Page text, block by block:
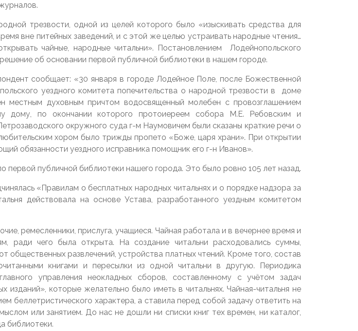
трезвости, одной из целей которого было «изыскивать средства для
вне питейных заведений, и с этой же целью устраивать народные чтения…
чайные, народные читальни». Постановлением Лодейнопольского
об основании первой публичной библиотеки в нашем городе.
сообщает: «30 января в городе Лодейное Поле, после Божественной
уездного комитета попечительства о народной трезвости в доме
местным духовным причтом водосвященный молебен с провозглашением
дому, по окончании которого протоиереем собора М.Е. Ребовским и
окружного суда г-м Наумовичем были сказаны краткие речи о
хором было трижды пропето «Боже, царя храни». При открытии
обязанности уездного исправника помощник его г-н Иванов».
публичной библиотеки нашего города. Это было ровно 105 лет назад.
«Правилам о бесплатных народных читальнях и о порядке надзора за
действовала на основе Устава, разработанного уездным комитетом
ремесленники, прислуга, учащиеся. Чайная работала и в вечернее время и
ради чего была открыта. На создание читальни расходовались суммы,
общественных развлечений, устройства платных чтений. Кроме того, состав
книгами и пересылки из одной читальни в другую. Периодика
управления неокладных сборов, составленному с учётом задач
изданий», которые желательно было иметь в читальнях. Чайная-читальня не
беллетристического характера, а ставила перед собой задачу ответить на
или занятием. До нас не дошли ни списки книг тех времен, ни каталог,
библиотеки.